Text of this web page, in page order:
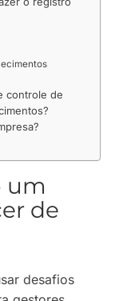
controle de
um
de
desafios